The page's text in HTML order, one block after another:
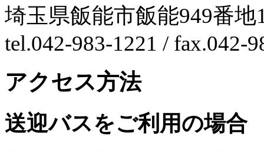
埼玉県飯能市飯能949番地
tel.042-983-1221 / fax.042-
アクセス方法
送迎バスをご利用の場合